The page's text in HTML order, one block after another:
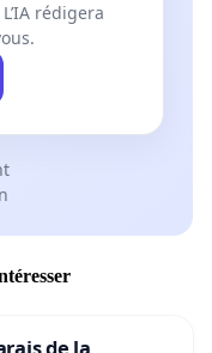
rédigera
de la